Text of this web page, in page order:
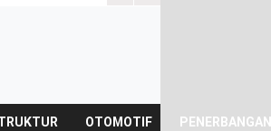
OTOMOTIF PENERBANGAN